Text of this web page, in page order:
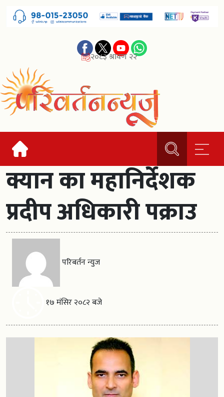
२०८३ श्रावण २२
क्यान का महानिर्देशक
प्रदीप अधिकारी पक्राउ
परिबर्तन न्युज
१७ मंसिर २०८२ बजे